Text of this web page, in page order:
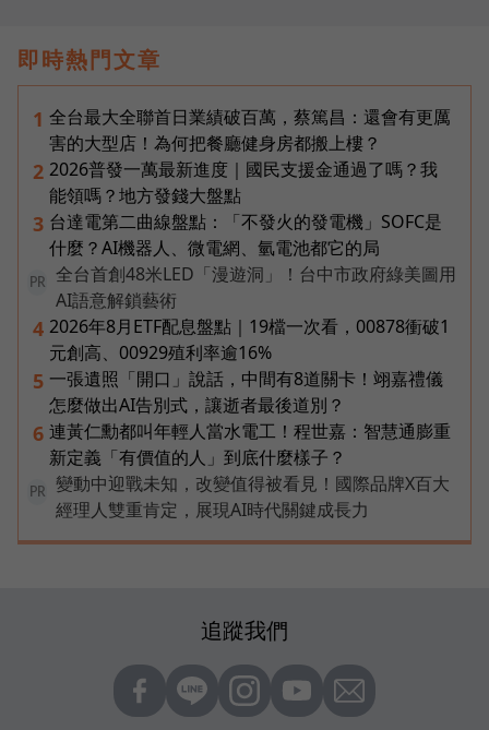
即時熱門文章
1 全台最大全聯首日業績破百萬，蔡篤昌：還會有更厲
害的大型店！為何把餐廳健身房都搬上樓？
2 2026普發一萬最新進度｜國民支援金通過了嗎？我
能領嗎？地方發錢大盤點
3 台達電第二曲線盤點：「不發火的發電機」SOFC是
什麼？AI機器人、微電網、氫電池都它的局
PR
全台首創48米LED「漫遊洞」！台中市政府綠美圖用
AI語意解鎖藝術
4 2026年8月ETF配息盤點｜19檔一次看，00878衝破1
元創高、00929殖利率逾16%
5 一張遺照「開口」說話，中間有8道關卡！翊嘉禮儀
怎麼做出AI告別式，讓逝者最後道別？
6 連黃仁勳都叫年輕人當水電工！程世嘉：智慧通膨重
新定義「有價值的人」到底什麼樣子？
PR
變動中迎戰未知，改變值得被看見！國際品牌X百大
經理人雙重肯定，展現AI時代關鍵成長力
追蹤我們